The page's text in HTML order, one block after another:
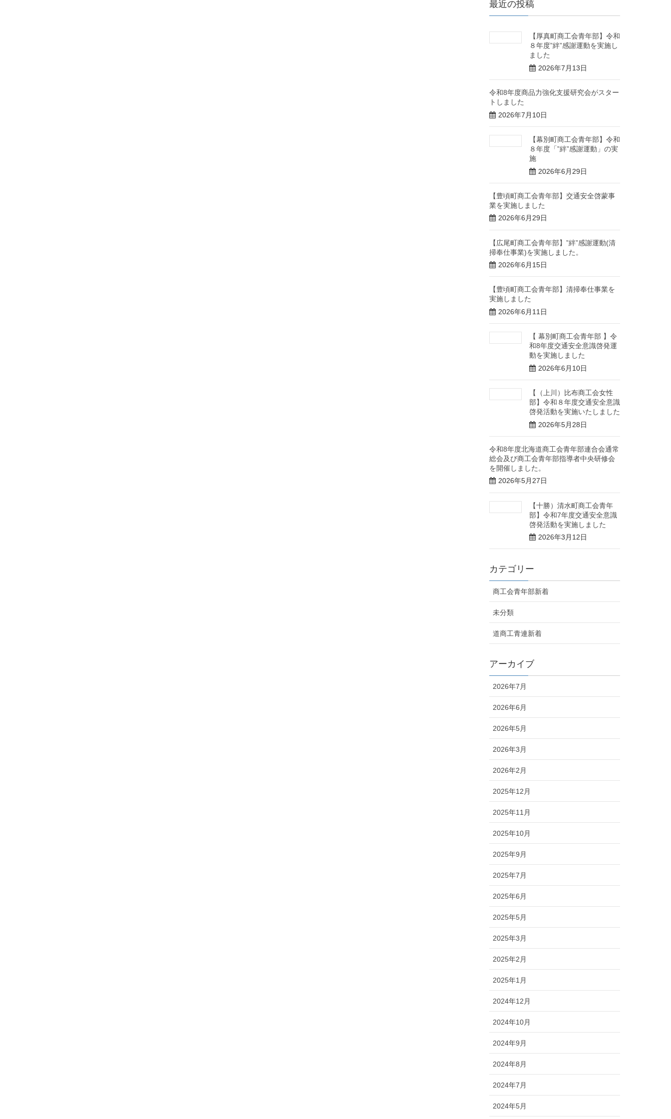
最近の投稿
【厚真町商工会青年部】令和
８年度”絆”感謝運動を実施し
ました
2026年7月13日
令和8年度商品力強化支援研究会がスター
トしました
2026年7月10日
【幕別町商工会青年部】令和
８年度「”絆”感謝運動」の実
施
2026年6月29日
【豊頃町商工会青年部】交通安全啓蒙事
業を実施しました
2026年6月29日
【広尾町商工会青年部】”絆”感謝運動(清
掃奉仕事業)を実施しました。
2026年6月15日
【豊頃町商工会青年部】清掃奉仕事業を
実施しました
2026年6月11日
【 幕別町商工会青年部 】令
和8年度交通安全意識啓発運
動を実施しました
2026年6月10日
【（上川）比布商工会女性
部】令和８年度交通安全意識
啓発活動を実施いたしました
2026年5月28日
令和8年度北海道商工会青年部連合会通常
総会及び商工会青年部指導者中央研修会
を開催しました。
2026年5月27日
【十勝）清水町商工会青年
部】令和7年度交通安全意識
啓発活動を実施しました
2026年3月12日
カテゴリー
商工会青年部新着
未分類
道商工青連新着
アーカイブ
2026年7月
2026年6月
2026年5月
2026年3月
2026年2月
2025年12月
2025年11月
2025年10月
2025年9月
2025年7月
2025年6月
2025年5月
2025年3月
2025年2月
2025年1月
2024年12月
2024年10月
2024年9月
2024年8月
2024年7月
2024年5月